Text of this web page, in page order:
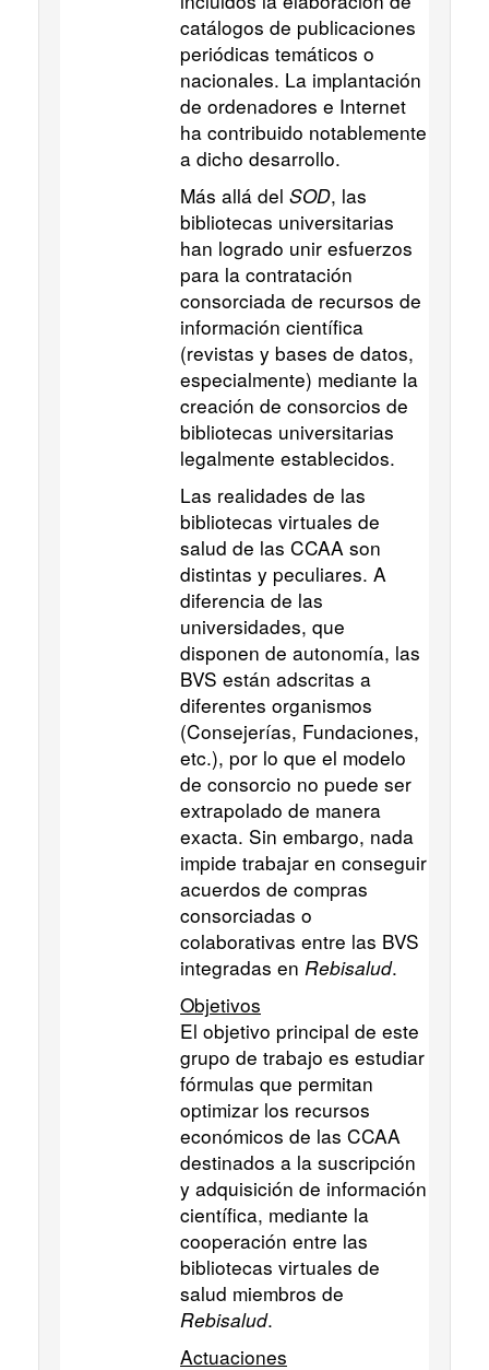
catálogos de publicaciones
periódicas temáticos o
nacionales. La implantación
de ordenadores e Internet
ha contribuido notablemente
a dicho desarrollo.
Más allá del SOD, las
bibliotecas universitarias
han logrado unir esfuerzos
para la contratación
consorciada de recursos de
información científica
(revistas y bases de datos,
especialmente) mediante la
creación de consorcios de
bibliotecas universitarias
legalmente establecidos.
Las realidades de las
bibliotecas virtuales de
salud de las CCAA son
distintas y peculiares. A
diferencia de las
universidades, que
disponen de autonomía, las
BVS están adscritas a
diferentes organismos
(Consejerías, Fundaciones,
etc.), por lo que el modelo
de consorcio no puede ser
extrapolado de manera
exacta. Sin embargo, nada
impide trabajar en conseguir
acuerdos de compras
consorciadas o
colaborativas entre las BVS
integradas en Rebisalud.
Objetivos
El objetivo principal de este
grupo de trabajo es estudiar
fórmulas que permitan
optimizar los recursos
económicos de las CCAA
destinados a la suscripción
y adquisición de información
científica, mediante la
cooperación entre las
bibliotecas virtuales de
salud miembros de
Rebisalud.
Actuaciones